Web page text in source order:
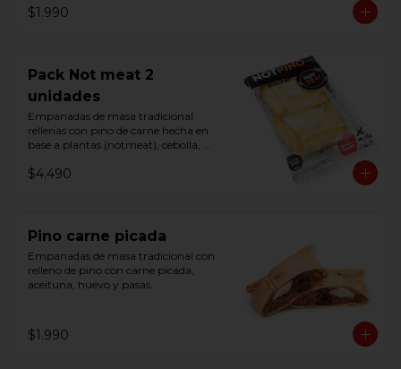
$1.990
Pack Not meat 2
unidades
Empanadas de masa tradicional
rellenas con pino de carne hecha en
base a plantas (notmeat), cebolla,
$4.490
Pino carne picada
Empanadas de masa tradicional con
relleno de pino con carne picada,
aceituna, huevo y pasas.
$1.990